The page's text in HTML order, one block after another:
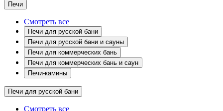
Печи
Смотреть все
Печи для русской бани
Печи для русской бани и сауны
Печи для коммерческих бань
Печи для коммерческих бань и саун
Печи-камины
Печи для русской бани
Смотреть все